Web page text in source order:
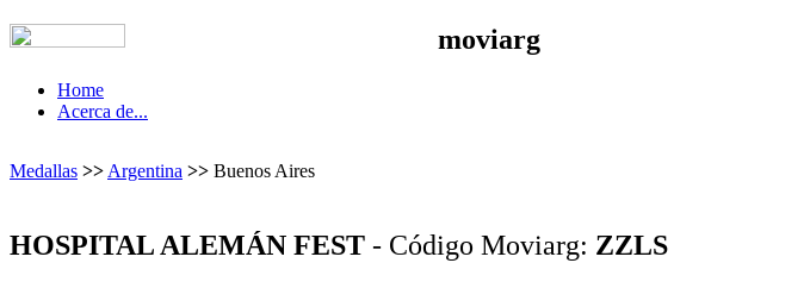
moviarg
Home
Acerca de...
Medallas >> Argentina >> Buenos Aires
HOSPITAL ALEMÁN FEST - Código Moviarg: ZZLS